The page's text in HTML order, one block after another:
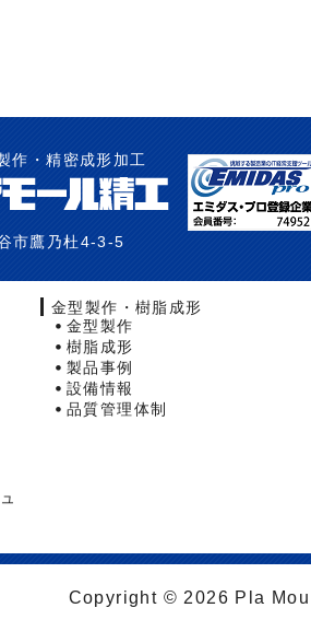
作・精密成形加工
市鷹乃杜4-3-5
金型製作・樹脂成形
金型製作
樹脂成形
製品事例
設備情報
品質管理体制
Copyright © 2026 Pla